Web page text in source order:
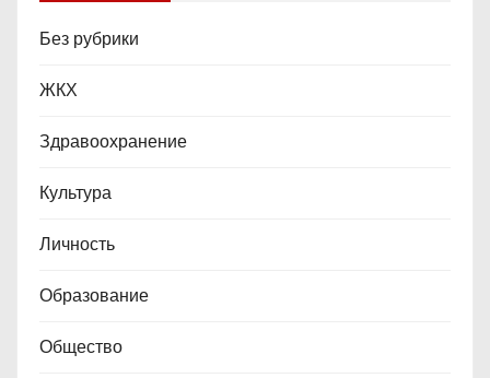
Без рубрики
ЖКХ
Здравоохранение
Культура
Личность
Образование
Общество